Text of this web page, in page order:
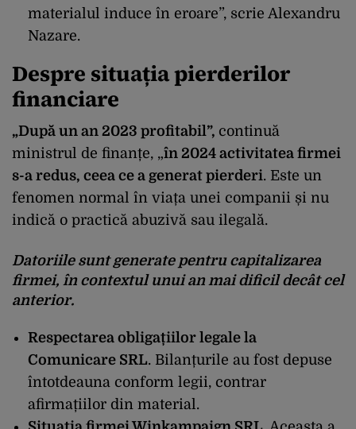
materialul induce în eroare”, scrie Alexandru
Nazare.
Despre situația pierderilor
financiare
„După un an 2023 profitabil”, continuă
ministrul de finanțe, „în 2024 activitatea firmei
s-a redus, ceea ce a generat pierderi. Este un
fenomen normal în viața unei companii și nu
indică o practică abuzivă sau ilegală.
Datoriile sunt generate pentru capitalizarea
firmei, în contextul unui an mai dificil decât cel
anterior.
Respectarea obligațiilor legale la
Comunicare SRL. Bilanțurile au fost depuse
întotdeauna conform legii, contrar
afirmațiilor din material.